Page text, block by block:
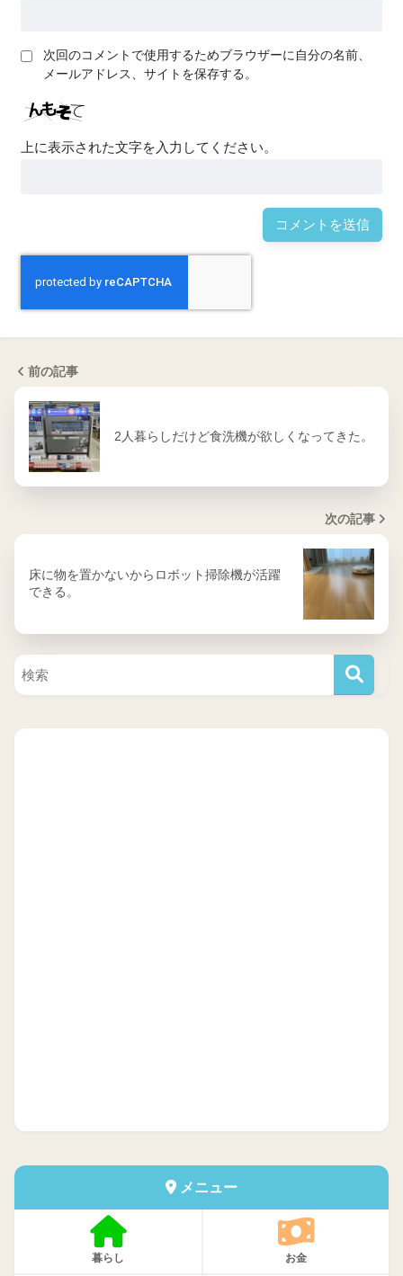
次回のコメントで使用するためブラウザーに自分の名前、
メールアドレス、サイトを保存する。
上に表示された文字を入力してください。
前の記事
2人暮らしだけど食洗機が欲しくなってきた。
次の記事
床に物を置かないからロボット掃除機が活躍
できる。
メニュー
暮らし お金